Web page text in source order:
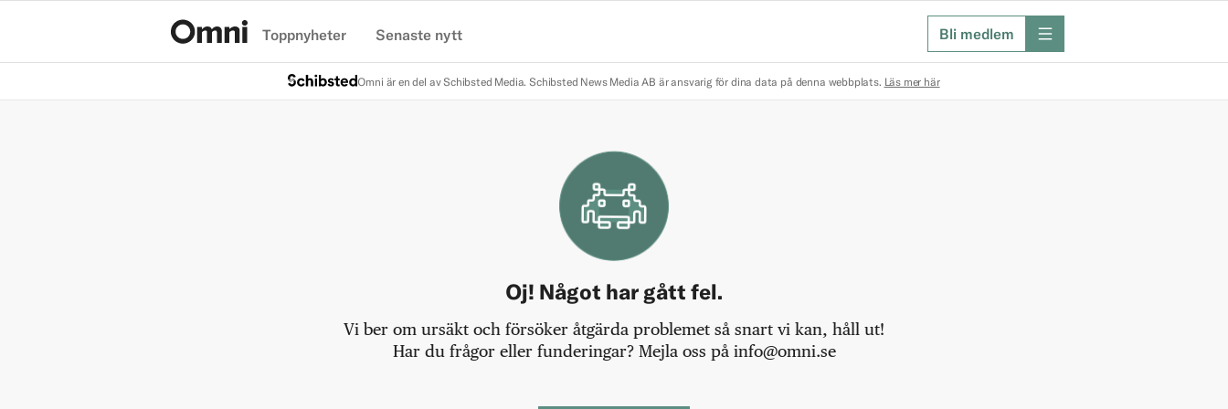
Toppnyheter Senaste nytt Bli medlem meny
Omni är en del av Schibsted Media. Schibsted News Media AB är ansvarig för dina data på denna webbplats. Läs mer här
Oj! Något har gått fel.
Vi ber om ursäkt och försöker åtgärda problemet så snart vi kan, håll ut!
Har du frågor eller funderingar? Mejla oss på info@omni.se